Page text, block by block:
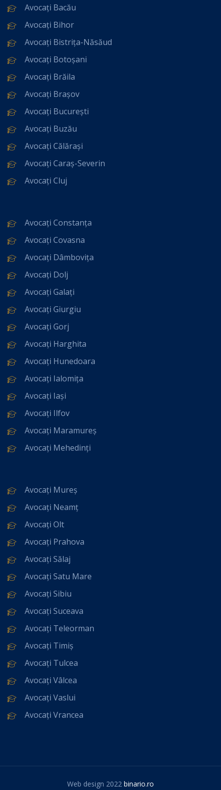
Avocați Bacău
Avocați Bihor
Avocați Bistrița-Năsăud
Avocați Botoșani
Avocați Brăila
Avocați Brașov
Avocați București
Avocați Buzău
Avocați Călărași
Avocați Caraș-Severin
Avocați Cluj
Avocați Constanța
Avocați Covasna
Avocați Dâmbovița
Avocați Dolj
Avocați Galați
Avocați Giurgiu
Avocați Gorj
Avocați Harghita
Avocați Hunedoara
Avocați Ialomița
Avocați Iași
Avocați Ilfov
Avocați Maramureș
Avocați Mehedinți
Avocați Mureș
Avocați Neamț
Avocați Olt
Avocați Prahova
Avocați Sălaj
Avocați Satu Mare
Avocați Sibiu
Avocați Suceava
Avocați Teleorman
Avocați Timiș
Avocați Tulcea
Avocați Vâlcea
Avocați Vaslui
Avocați Vrancea
Web design 2022 binario.ro